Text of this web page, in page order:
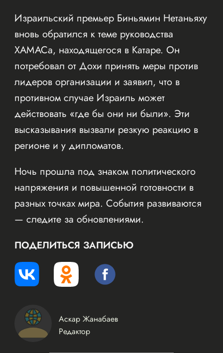
Израильский премьер Биньямин Нетаньяху
вновь обратился к теме руководства
ХАМАСа, находящегося в Катаре. Он
потребовал от Дохи принять меры против
лидеров организации и заявил, что в
противном случае Израиль может
действовать «где бы они ни были». Эти
высказывания вызвали резкую реакцию в
регионе и у дипломатов.
Ночь прошла под знаком политического
напряжения и повышенной готовности в
разных точках мира. События развиваются
— следите за обновлениями.
ПОДЕЛИТЬСЯ ЗАПИСЬЮ
Аскар Жанабаев
Редактор